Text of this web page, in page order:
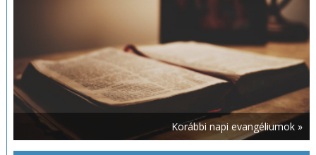
Korábbi napi evangéliumok »